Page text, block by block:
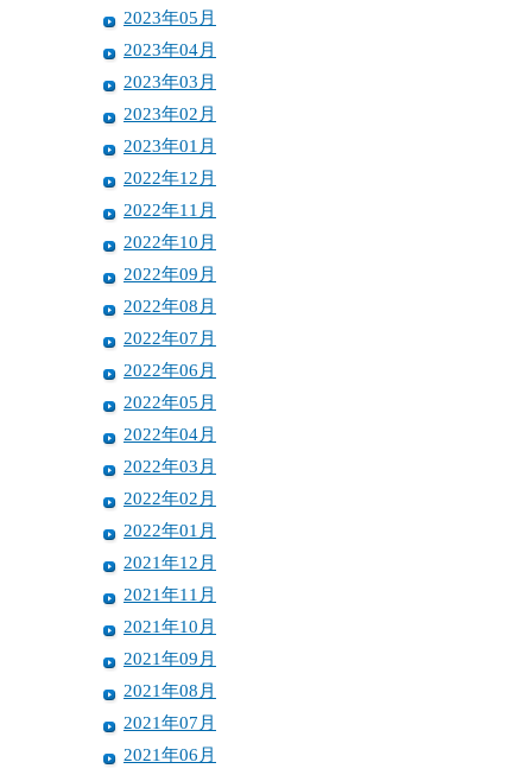
2023年05月
2023年04月
2023年03月
2023年02月
2023年01月
2022年12月
2022年11月
2022年10月
2022年09月
2022年08月
2022年07月
2022年06月
2022年05月
2022年04月
2022年03月
2022年02月
2022年01月
2021年12月
2021年11月
2021年10月
2021年09月
2021年08月
2021年07月
2021年06月